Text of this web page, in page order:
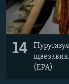
14
(EPA)